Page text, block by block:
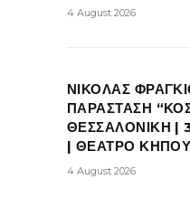
4 August 2026
ΝΙΚΟΛΑΣ
ΠΑΡΑΣΤΑΣΗ
ΘΕΣΣΑΛΟΝΙΚΗ |
| ΘΕΑΤΡΟ ΚΗΠΟΥ
4 August 2026